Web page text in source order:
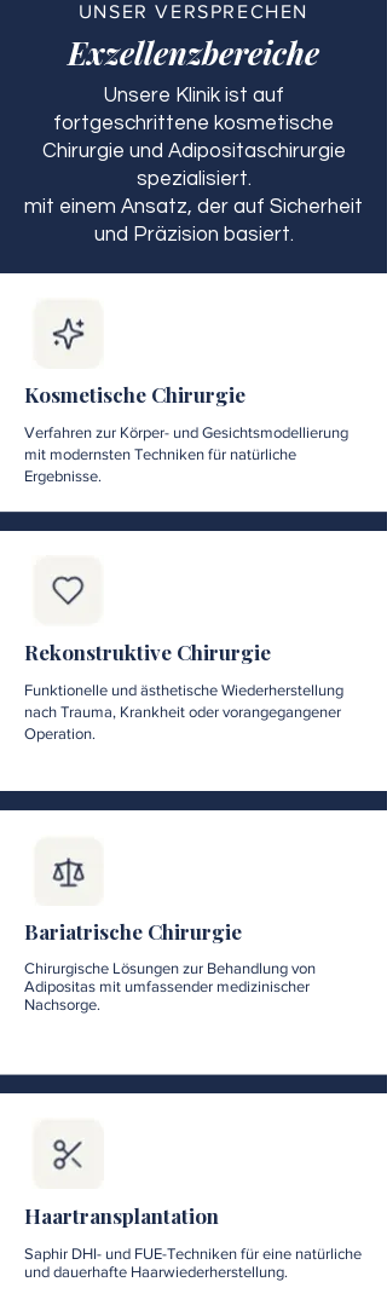
UNSER VERSPRECHEN
Exzellenzbereiche
Unsere Klinik ist auf
fortgeschrittene kosmetische
Chirurgie und Adipositaschirurgie
spezialisiert.
mit einem Ansatz, der auf Sicherheit
und Präzision basiert.
Kosmetische Chirurgie
Verfahren zur Körper- und Gesichtsmodellierung
mit modernsten Techniken für natürliche
Ergebnisse.
Rekonstruktive Chirurgie
Funktionelle und ästhetische Wiederherstellung
nach Trauma, Krankheit oder vorangegangener
Operation.
Bariatrische Chirurgie
Chirurgische Lösungen zur Behandlung von
Adipositas mit umfassender medizinischer
Nachsorge.
Haartransplantation
Saphir DHI- und FUE-Techniken für eine natürliche
und dauerhafte Haarwiederherstellung.